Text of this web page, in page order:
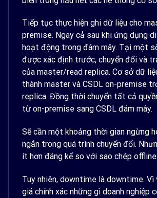
Tiếp tục thực hiện ghi dữ liệu cho
premise. Ngay cả sau khi ứng dụng
hoạt động trong đám mây. Tại một
được xác định trước, chuyển đổi và
của master/read replica. Cơ sở dữ
thành master và CSDL on-premise
replica. Đồng thời chuyển tất cả
từ on-premise sang CSDL đám mây.
Sẽ cần một khoảng thời gian ngừng
ngắn trong quá trình chuyển đổi.
ít hơn đáng kể so với sao chép offline.
Tuy nhiên, downtime là downtime. Vì
giá chính xác những gì doanh nghiệp